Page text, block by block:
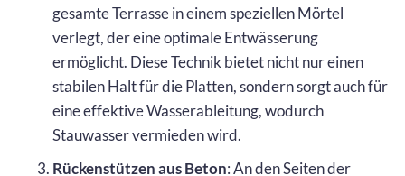
gesamte Terrasse in einem speziellen Mörtel
verlegt, der eine optimale Entwässerung
ermöglicht. Diese Technik bietet nicht nur einen
stabilen Halt für die Platten, sondern sorgt auch für
eine effektive Wasserableitung, wodurch
Stauwasser vermieden wird.
Rückenstützen aus Beton: An den Seiten der